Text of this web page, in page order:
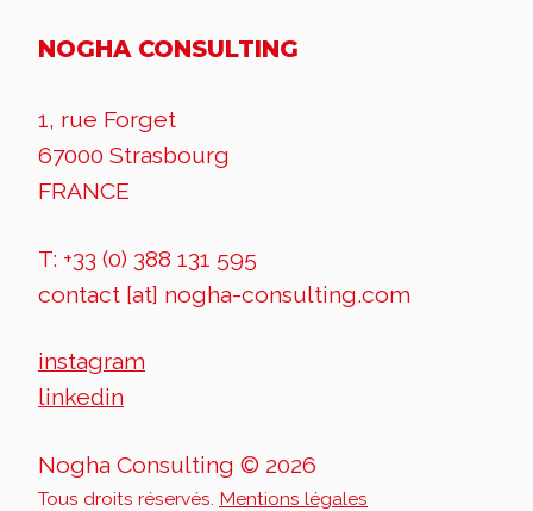
NOGHA CONSULTING
1, rue Forget
67000 Strasbourg
FRANCE
T: +33 (0) 388 131 595
contact [at] nogha-consulting.com
instagram
linkedin
Nogha Consulting © 2026
Tous droits réservés. Mentions légales